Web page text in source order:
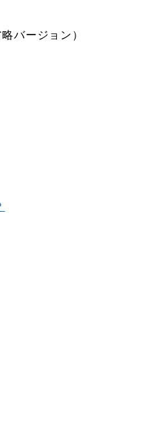
略バージョン）